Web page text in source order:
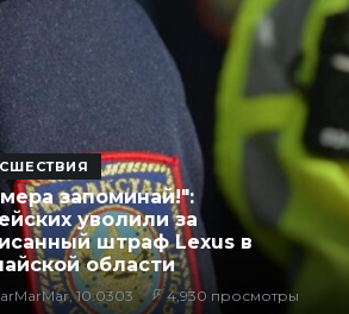
запоминай!":
уволили за
штраф Lexus в
области
10:0303 4,930 просмотры